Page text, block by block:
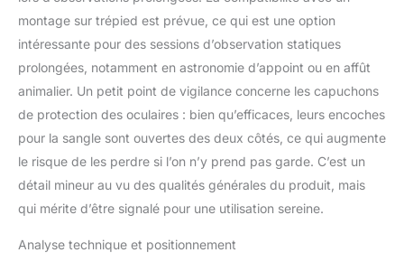
montage sur trépied est prévue, ce qui est une option
intéressante pour des sessions d’observation statiques
prolongées, notamment en astronomie d’appoint ou en affût
animalier. Un petit point de vigilance concerne les capuchons
de protection des oculaires : bien qu’efficaces, leurs encoches
pour la sangle sont ouvertes des deux côtés, ce qui augmente
le risque de les perdre si l’on n’y prend pas garde. C’est un
détail mineur au vu des qualités générales du produit, mais
qui mérite d’être signalé pour une utilisation sereine.
Analyse technique et positionnement